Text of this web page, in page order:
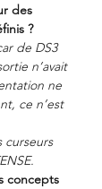
des
?
de DS3
n’avait
ne
ce n’est
curseurs
concepts